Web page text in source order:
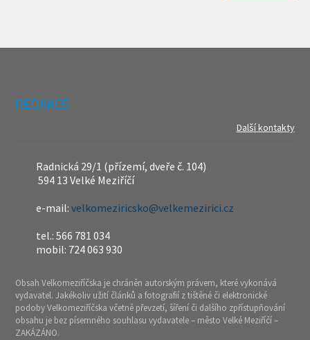
REDAKCE
Další kontakty
Radnická 29/1 (přízemí, dveře č. 104)
594 13 Velké Meziříčí
e-mail:velkomeziricsko@velkemezirici.cz
tel.: 566 781 034
mobil: 724 063 930
Obsah Velkomeziříčska je chráněn autorským právem, které vykonává
vydavatel. Jakékoliv užití článků a fotografií z tištěné či elektronické
podoby Velkomeziříčska včetně převzetí, šíření či dalšího zpřístupňování
obsahu je bez písemného souhlasu vydavatele – město Velké Meziříčí –
ZAKÁZÁNO.